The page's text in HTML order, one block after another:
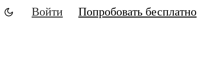
Войти Попробовать бесплатно